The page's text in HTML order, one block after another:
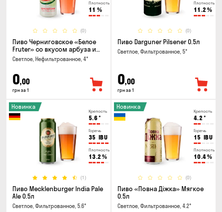
Плотность
11 %
(0)
Пиво Черниговское «Белое
Fruter» со вкусом арбуза и
мяты 0.5л
Светлое, Нефильтрованное, 4°
0,00
грн за 1
Плотность
11.2 %
(0)
Пиво Darguner Pilsener 0.5л
Светлое, Фильтрованное, 5°
0,00
грн за 1
Крепость
5.6 °
Горечь
35 IBU
Плотность
13.2 %
(1)
Новинка
Пиво Mecklenburger India Pale
Ale 0.5л
Светлое, Фильтрованное, 5.6°
Крепость
4.2 °
Горечь
15 IBU
Плотность
10.4%
(0)
Новинка
Пиво «Повна Діжка» Мягкое
0.5л
Светлое, Фильтрованное, 4.2°